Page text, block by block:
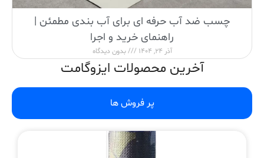
چسب ضد آب حرفه ای برای آب بندی مطمئن |
راهنمای خرید و اجرا
آذر 24, 1404 بدون دیدگاه
آخرین محصولات ایزوگامت
پر فروش ها